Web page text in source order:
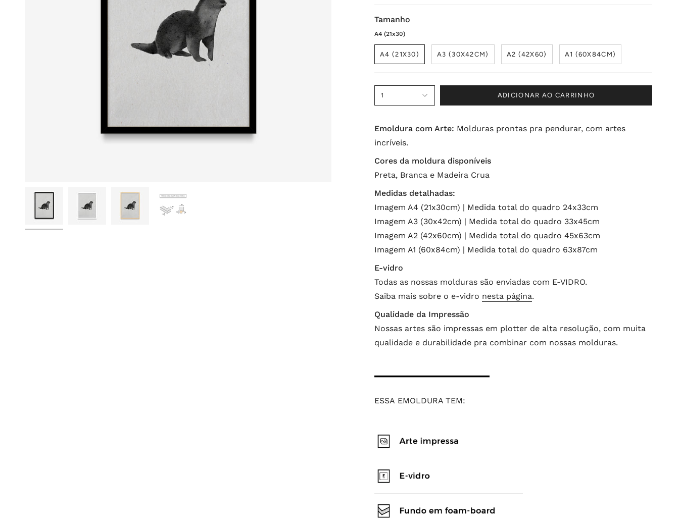
Tamanho
A4 (21x30)
A4 (21X30) A3 (30X42CM) A2 (42X60) A1 (60X84CM)
1 ADICIONAR AO CARRINHO
Emoldura com Arte: Molduras prontas pra pendurar, com artes
incríveis.
Cores da moldura disponíveis
Preta, Branca e Madeira Crua
Medidas detalhadas:
Imagem A4 (21x30cm) | Medida total do quadro 24x33cm
Imagem A3 (30x42cm) | Medida total do quadro 33x45cm
Imagem A2 (42x60cm) | Medida total do quadro 45x63cm
Imagem A1 (60x84cm) | Medida total do quadro 63x87cm
E-vidro
Todas as nossas molduras são enviadas com E-VIDRO.
Saiba mais sobre o e-vidro nesta página.
Qualidade da Impressão
Nossas artes são impressas em plotter de alta resolução, com muita
qualidade e durabilidade pra combinar com nossas molduras.
ESSA EMOLDURA TEM: